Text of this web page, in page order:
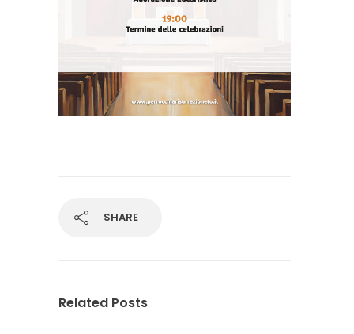
SHARE
Related Posts